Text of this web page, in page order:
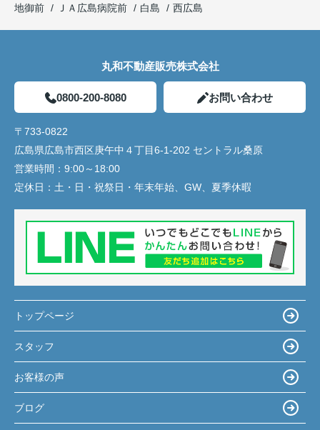
地御前
ＪＡ広島病院前 白島 西広島
丸和不動産販売株式会社
0800-200-8080 お問い合わせ
〒733-0822
広島県広島市西区庚午中４丁目6-1-202 セントラル桑原
営業時間： 9:00～18:00
定休日： 土・日・祝祭日・年末年始、GW、夏季休暇
トップページ
スタッフ
お客様の声
ブログ